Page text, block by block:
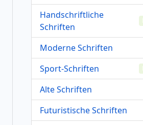
Handschriftliche
Schriften
Moderne Schriften
Sport-Schriften
Alte Schriften
Futuristische Schriften